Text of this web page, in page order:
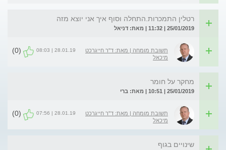
רטלין התמכרות.התחלה וסוף איך אני יוצא מזה
25/01/2019 | 11:32 | מאת: דניאל
תשובת מומחה | מאת: ד"ר חייגרכט
מיכאל
28.01.19 | 08:03
(0)
מחקר על חומר
25/01/2019 | 10:51 | מאת: ברי
תשובת מומחה | מאת: ד"ר חייגרכט
מיכאל
28.01.19 | 07:56
(0)
שינויים בגוף